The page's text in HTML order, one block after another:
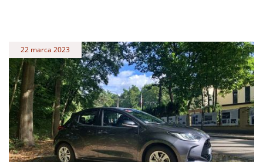
22 marca 2023